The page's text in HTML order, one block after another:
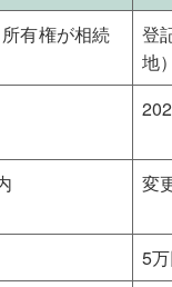
有権が相続
登
地
変
5